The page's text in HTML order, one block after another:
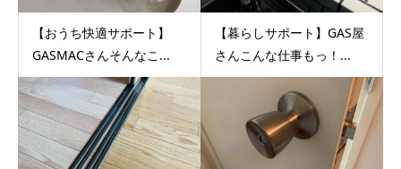
【おうち快適サポート】
GASMACさんそんなこ...
【暮らしサポート】GAS屋
さんこんな仕事もっ！...